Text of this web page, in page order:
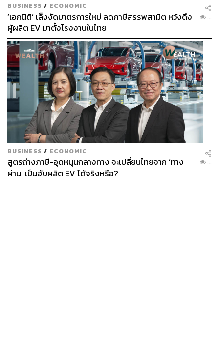
BUSINESS / ECONOMIC
‘เอกนิติ’ เล็งงัดมาตรการใหม่ ลดภาษีสรรพสามิต หวังดึง
ผู้ผลิต EV มาตั้งโรงงานในไทย
...
BUSINESS / ECONOMIC
สูตรถ่างภาษี-อุดหนุนกลางทาง จะเปลี่ยนไทยจาก ‘ทาง
ผ่าน’ เป็นฮับผลิต EV ได้จริงหรือ?
...